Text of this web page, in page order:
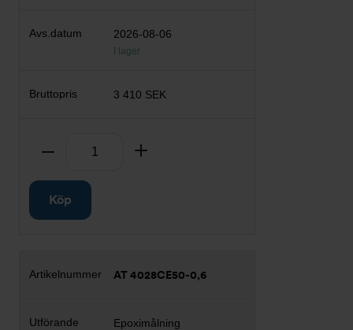
2026-08-06
I lager
3 410 SEK
Ta bort
Köp
AT 4028CE50-0,6
Epoximålning